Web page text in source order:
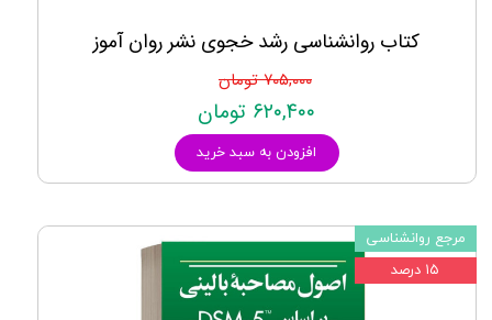
کتاب روانشناسی رشد خجوی نشر روان آموز
۷۰۵,۰۰۰ تومان
۶۲۰,۴۰۰ تومان
افزودن به سبد خرید
مرجع روانشناسی
۱۵ درصد